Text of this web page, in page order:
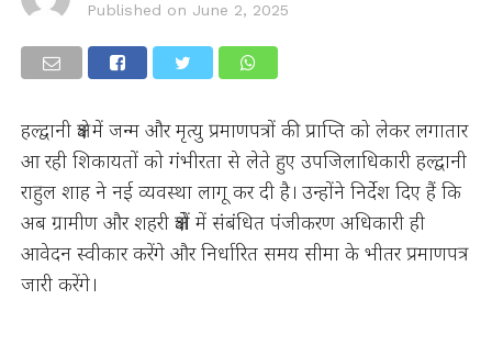
Published on June 2, 2025
हल्द्वानी क्षेत्र में जन्म और मृत्यु प्रमाणपत्रों की प्राप्ति को लेकर लगातार
आ रही शिकायतों को गंभीरता से लेते हुए उपजिलाधिकारी हल्द्वानी
राहुल शाह ने नई व्यवस्था लागू कर दी है। उन्होंने निर्देश दिए हैं कि
अब ग्रामीण और शहरी क्षेत्रों में संबंधित पंजीकरण अधिकारी ही
आवेदन स्वीकार करेंगे और निर्धारित समय सीमा के भीतर प्रमाणपत्र
जारी करेंगे।